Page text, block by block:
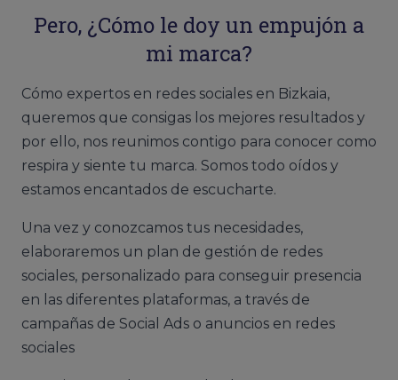
Pero, ¿Cómo le doy un empujón a
mi marca?
Cómo expertos en redes sociales en Bizkaia,
queremos que consigas los mejores resultados y
por ello, nos reunimos contigo para conocer como
respira y siente tu marca. Somos todo oídos y
estamos encantados de escucharte.
Una vez y conozcamos tus necesidades,
elaboraremos un plan de gestión de redes
sociales, personalizado para conseguir presencia
en las diferentes plataformas, a través de
campañas de Social Ads o anuncios en redes
sociales